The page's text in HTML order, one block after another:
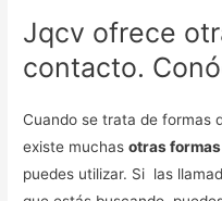
Jqcv ofrece
contacto.
Cuando se trata de formas
existe muchasotras
puedes utilizar. Si las